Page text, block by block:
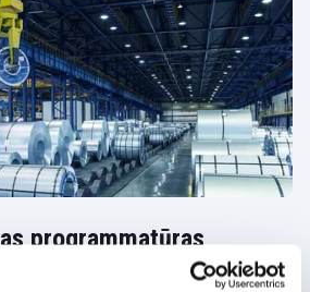
programmatūras
metāla un kalnrūpniecības